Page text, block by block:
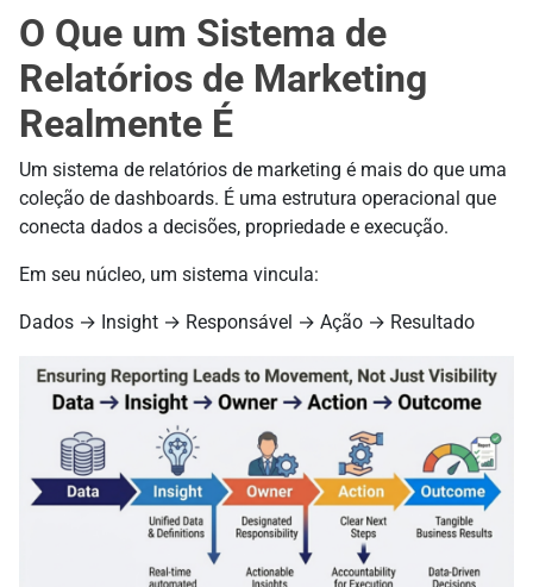
O Que um Sistema de
Relatórios de Marketing
Realmente É
Um sistema de relatórios de marketing é mais do que uma
coleção de dashboards. É uma estrutura operacional que
conecta dados a decisões, propriedade e execução.
Em seu núcleo, um sistema vincula:
Dados → Insight → Responsável → Ação → Resultado